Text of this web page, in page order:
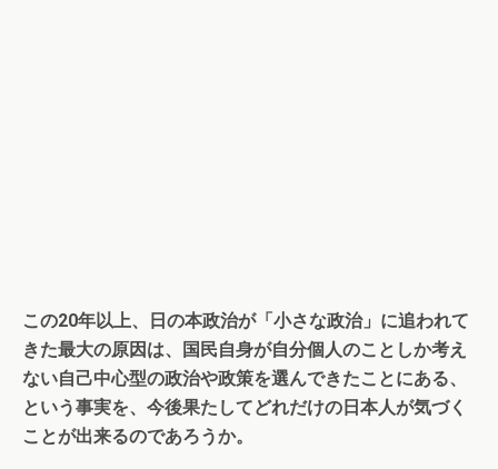
この20年以上、日の本政治が「小さな政治」に追われて
きた最大の原因は、国民自身が自分個人のことしか考え
ない自己中心型の政治や政策を選んできたことにある、
という事実を、今後果たしてどれだけの日本人が気づく
ことが出来るのであろうか。